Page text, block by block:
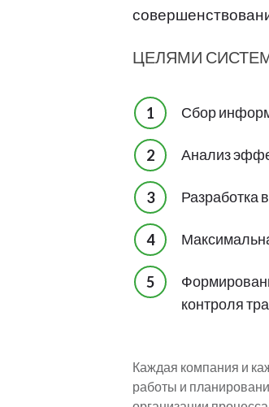
ЦЕЛЯМИ
Сбор
Анализ
Разработка
контроля
Каждая компания и
работы и